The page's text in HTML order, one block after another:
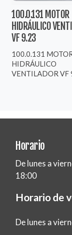
100.0.131 MOTOR
HIDRÁULICO
VF 9.23
100.0.131
HIDRÁULICO
VENTILADOR VF
Horario
De lunes a
18:00
Horario de
De lunes a